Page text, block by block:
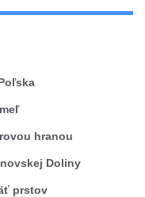
hranou
Doliny
prstov